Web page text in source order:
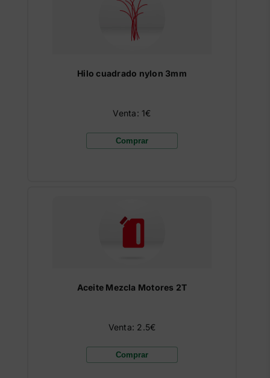
Hilo cuadrado nylon 3mm
Venta: 1€
Comprar
Aceite Mezcla Motores 2T
Venta: 2.5€
Comprar